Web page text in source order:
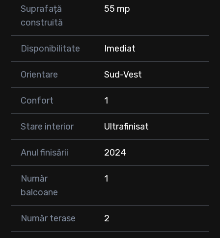
Suprafață
construită
55 mp
Disponibilitate Imediat
Orientare Sud-Vest
Confort 1
Stare interior Ultrafinisat
Anul finisării 2024
Număr
balcoane
1
Număr terase 2